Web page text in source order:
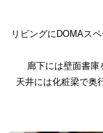
リビングにDOMAス
廊下には壁面書庫
天井には化粧梁で奥